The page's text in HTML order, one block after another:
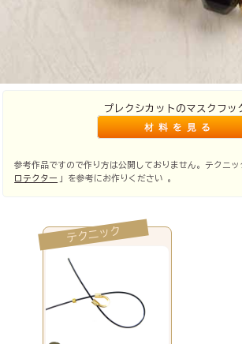
プレクシカットのマスクフッ
参考作品ですので作り方は公開しておりません。テクニッ
ロテクター 」を参考にお作りください 。